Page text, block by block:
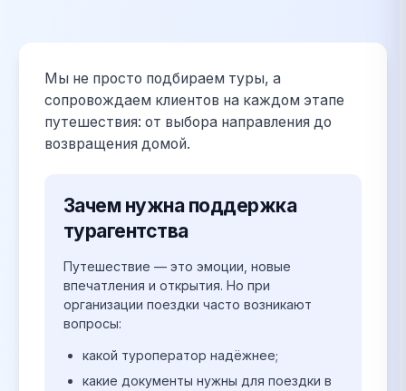
Мы не просто подбираем туры, а
сопровождаем клиентов на каждом этапе
путешествия: от выбора направления до
возвращения домой.
Зачем нужна поддержка
турагентства
Путешествие — это эмоции, новые
впечатления и открытия. Но при
организации поездки часто возникают
вопросы:
какой туроператор надёжнее;
какие документы нужны для поездки в